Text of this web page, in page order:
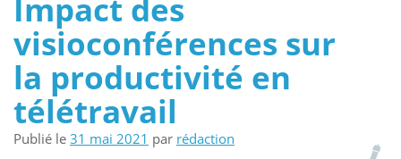
Impact des
visioconférences sur
la productivité en
télétravail
Publié le 31 mai 2021 par rédaction